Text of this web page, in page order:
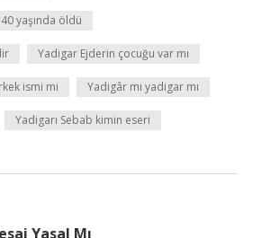
yaşında öldü
Yadigar Ejderin çocuğu var mı
ismi mi Yadigâr mı yadigar mı
Yadigarı Sebab kimin eseri
Yasal Mı